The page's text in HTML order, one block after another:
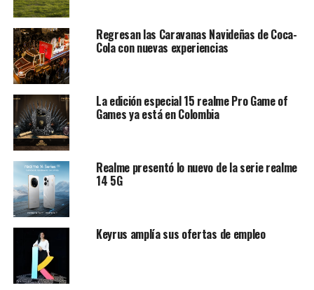
Regresan las Caravanas Navideñas de Coca-
Cola con nuevas experiencias
La edición especial 15 realme Pro Game of
Games ya está en Colombia
Realme presentó lo nuevo de la serie realme
14 5G
Keyrus amplía sus ofertas de empleo